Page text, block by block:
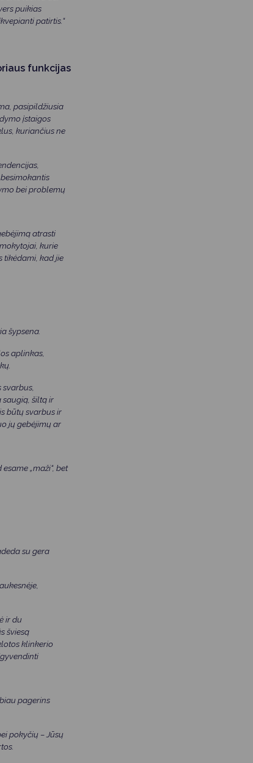
puikias
patirtis.“
funkcijas
pasipildžiusia
įstaigos
kuriančius ne
bei problemų
atrasti
kurie
tikėdami, kad jie
šypsena.
aplinkas,
šiltą ir
būtų svarbus ir
jų gebėjimų ar
„maži“, bet
su gera
ir du
šviesą
klinkerio
pagerins
pokyčių – Jūsų